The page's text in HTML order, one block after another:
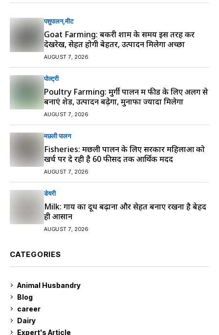
पशुपालन मीट
Goat Farming: बकरी शाम के समय इस तरह करें
देखरेख, सेहत होगी बेहतर, उत्पादन मिलेगा अच्छा
AUGUST 7, 2026
पोल्ट्री
Poultry Farming: मुर्गी पालन में फीड के लिए अलग से
बनाएं शेड, उत्पादन बढ़ेगा, मुनाफा ज्यादा मिलेगा
AUGUST 7, 2026
मछली पालन
Fisheries: मछली पालन के लिए सरकार महिलाओं को
खर्च पर दे रही है 60 फीसद तक आर्थिक मदद
AUGUST 7, 2026
डेयरी
Milk: गाय का दूध बढ़ाना और सेहत बनाए रखना है बेहद
ही आसान
AUGUST 7, 2026
CATEGORIES
Animal Husbandry
Blog
career
Dairy
Expert's Article